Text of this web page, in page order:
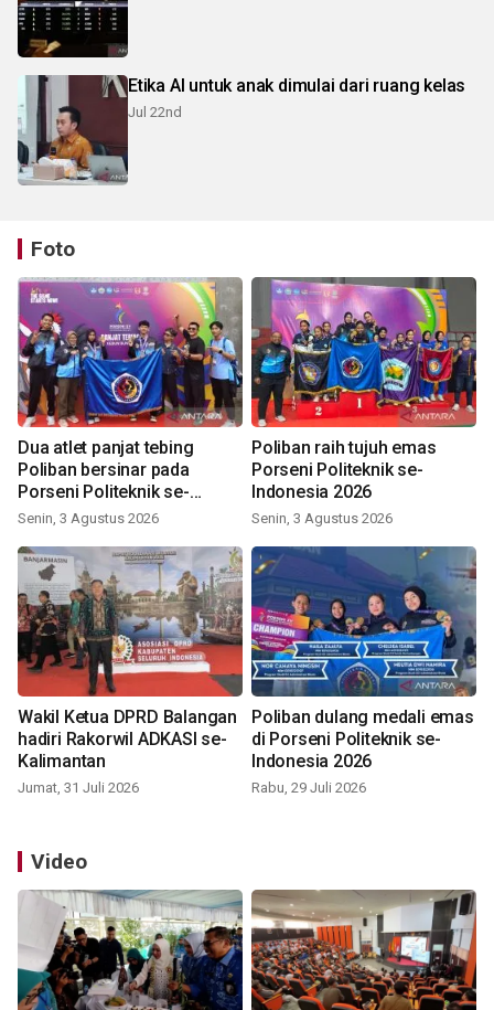
Etika AI untuk anak dimulai dari ruang kelas
Jul 22nd
Foto
Dua atlet panjat tebing
Poliban bersinar pada
Porseni Politeknik se-
Indonesia 2026
Senin, 3 Agustus 2026
Poliban raih tujuh emas
Porseni Politeknik se-
Indonesia 2026
Senin, 3 Agustus 2026
Wakil Ketua DPRD Balangan
hadiri Rakorwil ADKASI se-
Kalimantan
Jumat, 31 Juli 2026
Poliban dulang medali emas
di Porseni Politeknik se-
Indonesia 2026
Rabu, 29 Juli 2026
Video